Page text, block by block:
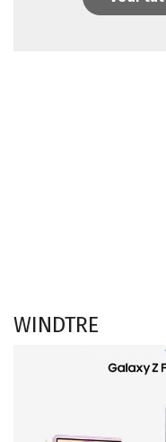
WINDTRE